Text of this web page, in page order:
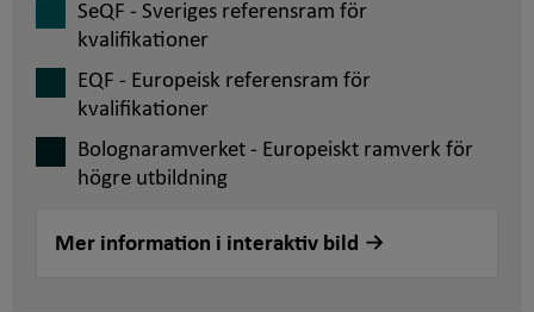
SeQF - Sveriges referensram för
kvalifikationer
EQF - Europeisk referensram för
kvalifikationer
Bolognaramverket - Europeiskt ramverk för
högre utbildning
Mer information i interaktiv bild